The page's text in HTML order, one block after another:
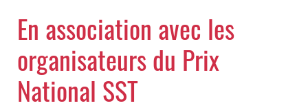
En association avec les
organisateurs du Prix
National SST